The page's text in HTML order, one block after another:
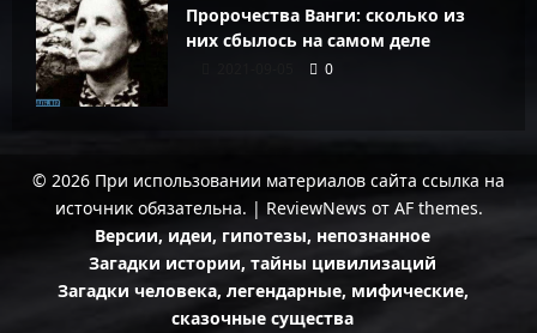
Пророчества Ванги: сколько из
них сбылось на самом деле
0
© 2026 При использовании материалов сайта ссылка на
источник обязательна. | ReviewNews от AF themes.
Версии, идеи, гипотезы, непознанное
Загадки истории, тайны цивилизаций
Загадки человека, легендарные, мифические,
сказочные существа